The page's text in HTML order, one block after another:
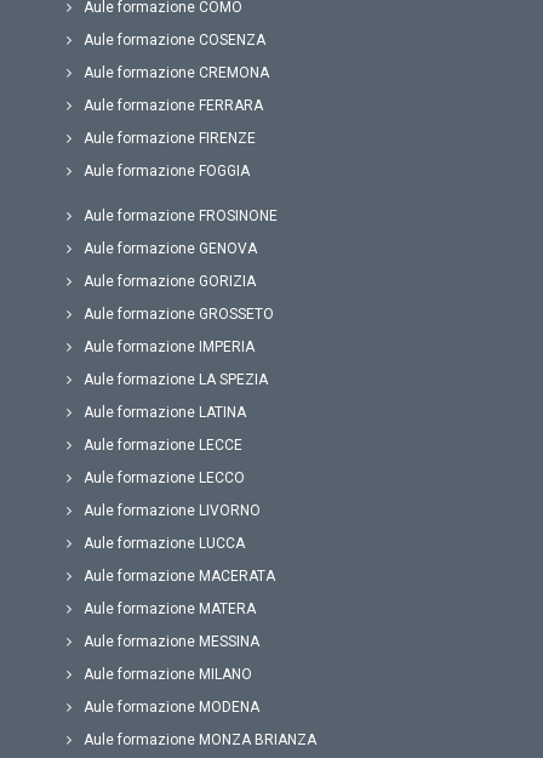
Aule formazione COMO
Aule formazione COSENZA
Aule formazione CREMONA
Aule formazione FERRARA
Aule formazione FIRENZE
Aule formazione FOGGIA
Aule formazione FROSINONE
Aule formazione GENOVA
Aule formazione GORIZIA
Aule formazione GROSSETO
Aule formazione IMPERIA
Aule formazione LA SPEZIA
Aule formazione LATINA
Aule formazione LECCE
Aule formazione LECCO
Aule formazione LIVORNO
Aule formazione LUCCA
Aule formazione MACERATA
Aule formazione MATERA
Aule formazione MESSINA
Aule formazione MILANO
Aule formazione MODENA
Aule formazione MONZA BRIANZA